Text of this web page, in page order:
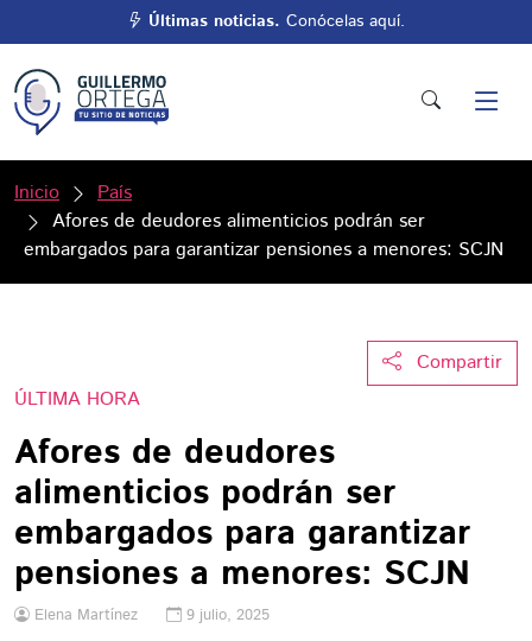
Últimas noticias. Conócelas aquí.
Inicio
País
Afores de deudores alimenticios podrán ser
embargados para garantizar pensiones a menores: SCJN
Compartir
ÚLTIMA HORA
Afores de deudores
alimenticios podrán ser
embargados para garantizar
pensiones a menores: SCJN
Elena Martínez 9 julio, 2025